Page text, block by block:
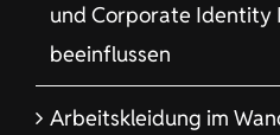
und Corporate Identity
beeinflussen
Arbeitskleidung im